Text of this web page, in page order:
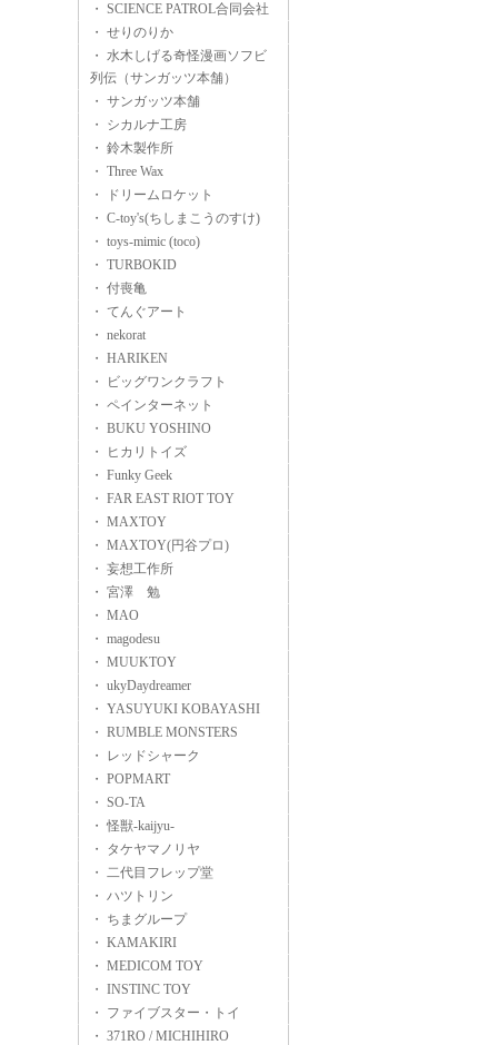
・ SCIENCE PATROL合同会社
・ せりのりか
・ 水木しげる奇怪漫画ソフビ
列伝（サンガッツ本舗）
・ サンガッツ本舗
・ シカルナ工房
・ 鈴木製作所
・ Three Wax
・ ドリームロケット
・ C-toy's(ちしまこうのすけ)
・ toys-mimic (toco)
・ TURBOKID
・ 付喪亀
・ てんぐアート
・ nekorat
・ HARIKEN
・ ビッグワンクラフト
・ ペインターネット
・ BUKU YOSHINO
・ ヒカリトイズ
・ Funky Geek
・ FAR EAST RIOT TOY
・ MAXTOY
・ MAXTOY(円谷プロ)
・ 妄想工作所
・ 宮澤 勉
・ MAO
・ magodesu
・ MUUKTOY
・ ukyDaydreamer
・ YASUYUKI KOBAYASHI
・ RUMBLE MONSTERS
・ レッドシャーク
・ POPMART
・ SO-TA
・ 怪獣-kaijyu-
・ タケヤマノリヤ
・ 二代目フレップ堂
・ ハツトリン
・ ちまグループ
・ KAMAKIRI
・ MEDICOM TOY
・ INSTINC TOY
・ ファイブスター・トイ
・ 371RO / MICHIHIRO